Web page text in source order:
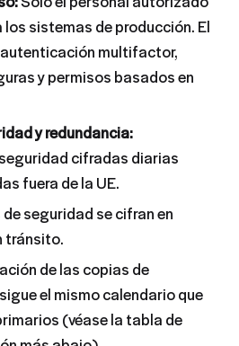
los sistemas de producción. El
multifactor,
y permisos basados en
y redundancia:
cifradas diarias
fuera de la UE.
seguridad se cifran en
tránsito.
de las copias de
el mismo calendario que
(véase la tabla de